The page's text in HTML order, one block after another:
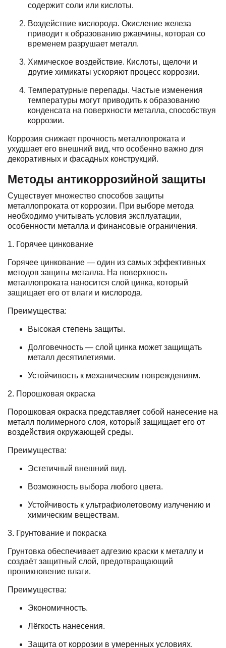
содержит соли или кислоты.
Воздействие кислорода. Окисление железа
приводит к образованию ржавчины, которая со
временем разрушает металл.
Химическое воздействие. Кислоты, щелочи и
другие химикаты ускоряют процесс коррозии.
Температурные перепады. Частые изменения
температуры могут приводить к образованию
конденсата на поверхности металла, способствуя
коррозии.
Коррозия снижает прочность металлопроката и
ухудшает его внешний вид, что особенно важно для
декоративных и фасадных конструкций.
Методы антикоррозийной защиты
Существует множество способов защиты
металлопроката от коррозии. При выборе метода
необходимо учитывать условия эксплуатации,
особенности металла и финансовые ограничения.
1. Горячее цинкование
Горячее цинкование — один из самых эффективных
методов защиты металла. На поверхность
металлопроката наносится слой цинка, который
защищает его от влаги и кислорода.
Преимущества:
Высокая степень защиты.
Долговечность — слой цинка может защищать
металл десятилетиями.
Устойчивость к механическим повреждениям.
2. Порошковая окраска
Порошковая окраска представляет собой нанесение на
металл полимерного слоя, который защищает его от
воздействия окружающей среды.
Преимущества:
Эстетичный внешний вид.
Возможность выбора любого цвета.
Устойчивость к ультрафиолетовому излучению и
химическим веществам.
3. Грунтование и покраска
Грунтовка обеспечивает адгезию краски к металлу и
создаёт защитный слой, предотвращающий
проникновение влаги.
Преимущества:
Экономичность.
Лёгкость нанесения.
Защита от коррозии в умеренных условиях.